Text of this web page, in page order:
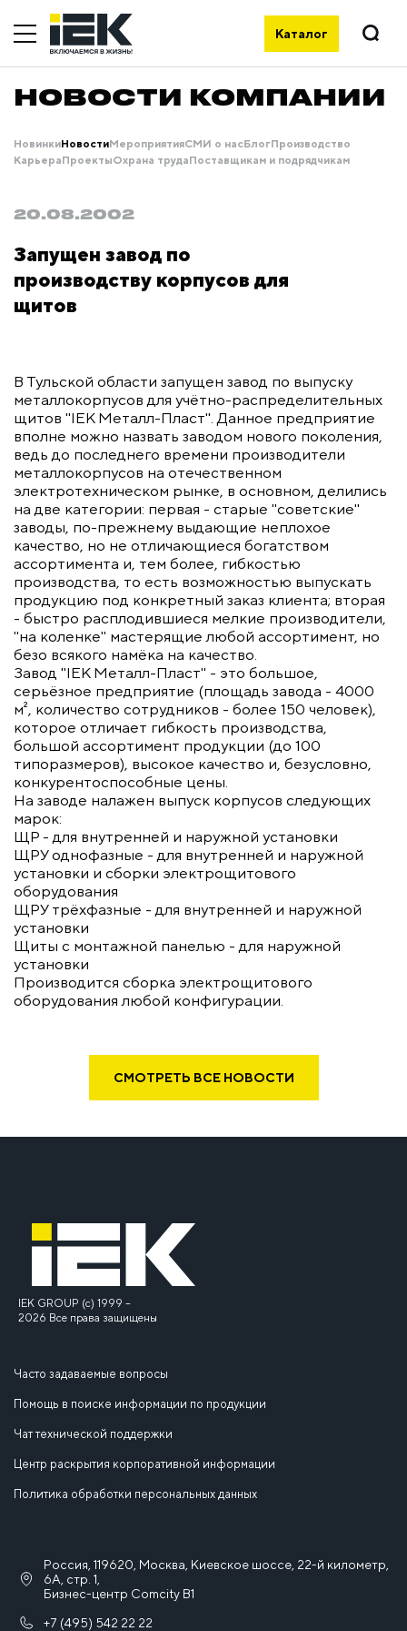
Каталог
НОВОСТИ КОМПАНИИ
НовинкиНовостиМероприятияСМИ о насБлогПроизводство
КарьераПроектыОхрана трудаПоставщикам и подрядчикам
20.08.2002
Запущен завод по
производству корпусов для
щитов
В Тульской области запущен завод по выпуску
металлокорпусов для учётно-распределительных
щитов "IEK Металл-Пласт". Данное предприятие
вполне можно назвать заводом нового поколения,
ведь до последнего времени производители
металлокорпусов на отечественном
электротехническом рынке, в основном, делились
на две категории: первая - старые "советские"
заводы, по-прежнему выдающие неплохое
качество, но не отличающиеся богатством
ассортимента и, тем более, гибкостью
производства, то есть возможностью выпускать
продукцию под конкретный заказ клиента; вторая
- быстро расплодившиеся мелкие производители,
"на коленке" мастерящие любой ассортимент, но
безо всякого намёка на качество.
Завод "IEK Металл-Пласт" - это большое,
серьёзное предприятие (площадь завода - 4000
м², количество сотрудников - более 150 человек),
которое отличает гибкость производства,
большой ассортимент продукции (до 100
типоразмеров), высокое качество и, безусловно,
конкурентоспособные цены.
На заводе налажен выпуск корпусов следующих
марок:
ЩР - для внутренней и наружной установки
ЩРУ однофазные - для внутренней и наружной
установки и сборки электрощитового
оборудования
ЩРУ трёхфазные - для внутренней и наружной
установки
Щиты с монтажной панелью - для наружной
установки
Производится сборка электрощитового
оборудования любой конфигурации.
СМОТРЕТЬ ВСЕ НОВОСТИ
IEK GROUP (c) 1999 –
2026 Все права защищены
Часто задаваемые вопросы
Помощь в поиске информации по продукции
Чат технической поддержки
Центр раскрытия корпоративной информации
Политика обработки персональных данных
Россия, 119620, Москва, Киевское шоссе, 22-й километр,
6А, стр. 1,
Бизнес-центр Comcity B1
+7 (495) 542 22 22